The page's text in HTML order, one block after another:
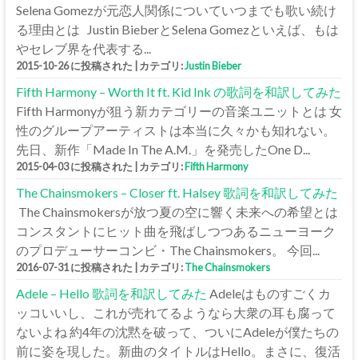
Selena Gomezが元恋人関係についていつまでも歌い続け
る理由とは Justin BieberとSelena Gomezといえば、もは
やセレブ界を代表する...
2015-10-26 に投稿された カテゴリ:Justin Bieber
Fifth Harmony – Worth It ft. Kid Ink の歌詞を和訳してみた
Fifth Harmonyが狙う新カテゴリーの音楽ユニットとは 女
性のグループアーティストは本当に久々かも知れない。
先日、新作「Made In The A.M.」を発売したOne D...
2015-04-03 に投稿された カテゴリ:Fifth Harmony
The Chainsmokers – Closer ft. Halsey 歌詞を和訳してみた
The Chainsmokersが放つ夏の空に響く未来への希望とは
コンスタントにヒット曲を飛ばしつつあるニューヨーク
のプロデューサーコンビ・The Chainsmokers。 今回...
2016-07-31 に投稿された カテゴリ:The Chainsmokers
Adele – Hello 歌詞を和訳してみた Adeleはものすごくカ
ッコいいし、これが売れてるようなら大衆の耳も腐って
ないよね 約4年の沈黙を破って、ついにAdeleが僕たちの
前に姿を現した。新曲のタイトルはHello。まさに、復活